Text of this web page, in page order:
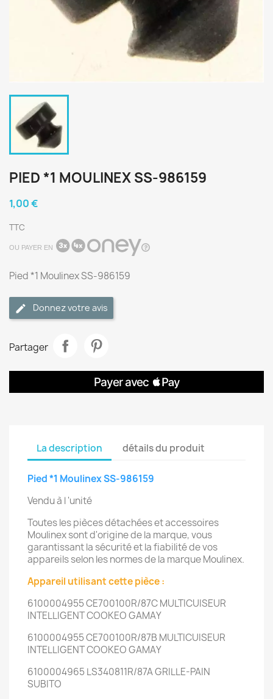
PIED *1 MOULINEX SS-986159
1,00 €
TTC
OU PAYER EN
Pied *1 Moulinex SS-986159
Donnez votre avis
Partager
La description détails du produit
Pied *1 Moulinex SS-986159
Vendu à l 'unité
Toutes les pièces détachées et accessoires
Moulinex sont d'origine de la marque, vous
garantissant la sécurité et la fiabilité de vos
appareils selon les normes de la marque Moulinex.
Appareil utilisant cette pièce :
6100004955 CE700100R/87C MULTICUISEUR
INTELLIGENT COOKEO GAMAY
6100004955 CE700100R/87B MULTICUISEUR
INTELLIGENT COOKEO GAMAY
6100004965 LS340811R/87A GRILLE-PAIN
SUBITO